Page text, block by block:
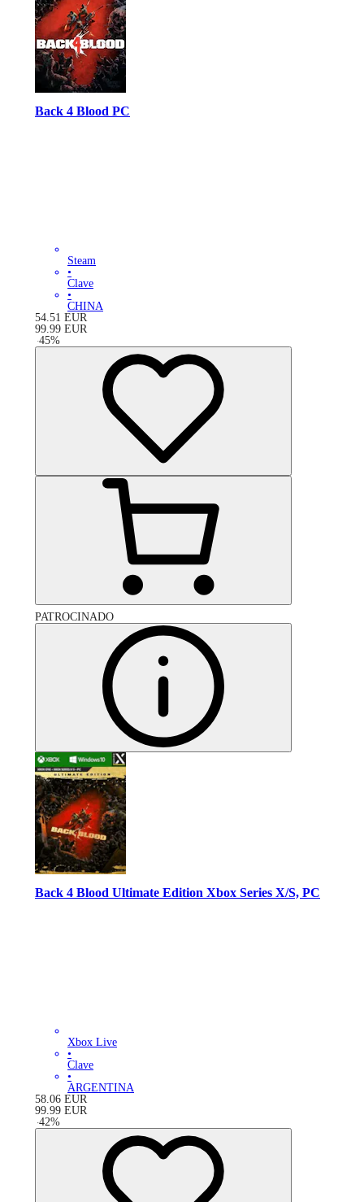
Back 4 Blood PC
Steam
•
Clave
•
CHINA
54.51 EUR
99.99 EUR
-45%
PATROCINADO
Back 4 Blood Ultimate Edition Xbox Series X/S, PC
Xbox Live
•
Clave
•
ARGENTINA
58.06 EUR
99.99 EUR
-42%